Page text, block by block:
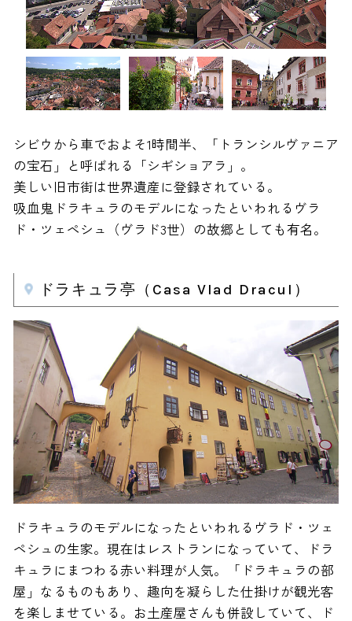
シビウから車でおよそ1時間半、「トランシルヴァニア
の宝石」と呼ばれる「シギショアラ」。
美しい旧市街は世界遺産に登録されている。
吸血鬼ドラキュラのモデルになったといわれるヴラ
ド・ツェペシュ（ヴラド3世）の故郷としても有名。
ドラキュラ亭（Casa Vlad Dracul）
ドラキュラのモデルになったといわれるヴラド・ツェ
ペシュの生家。現在はレストランになっていて、ドラ
キュラにまつわる赤い料理が人気。「ドラキュラの部
屋」なるものもあり、趣向を凝らした仕掛けが観光客
を楽しませている。お土産屋さんも併設していて、ド